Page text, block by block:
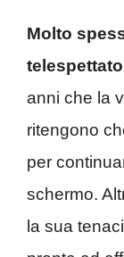
Molto
anni che la
ritengono
per
schermo.
la sua